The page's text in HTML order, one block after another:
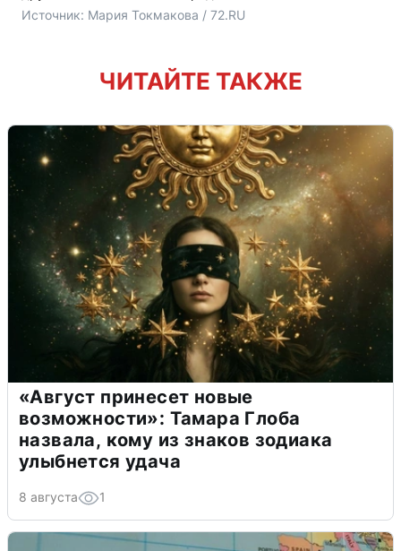
Источник: Мария Токмакова / 72.RU
ЧИТАЙТЕ ТАКЖЕ
«Август принесет новые
возможности»: Тамара Глоба
назвала, кому из знаков зодиака
улыбнется удача
8 августа 1